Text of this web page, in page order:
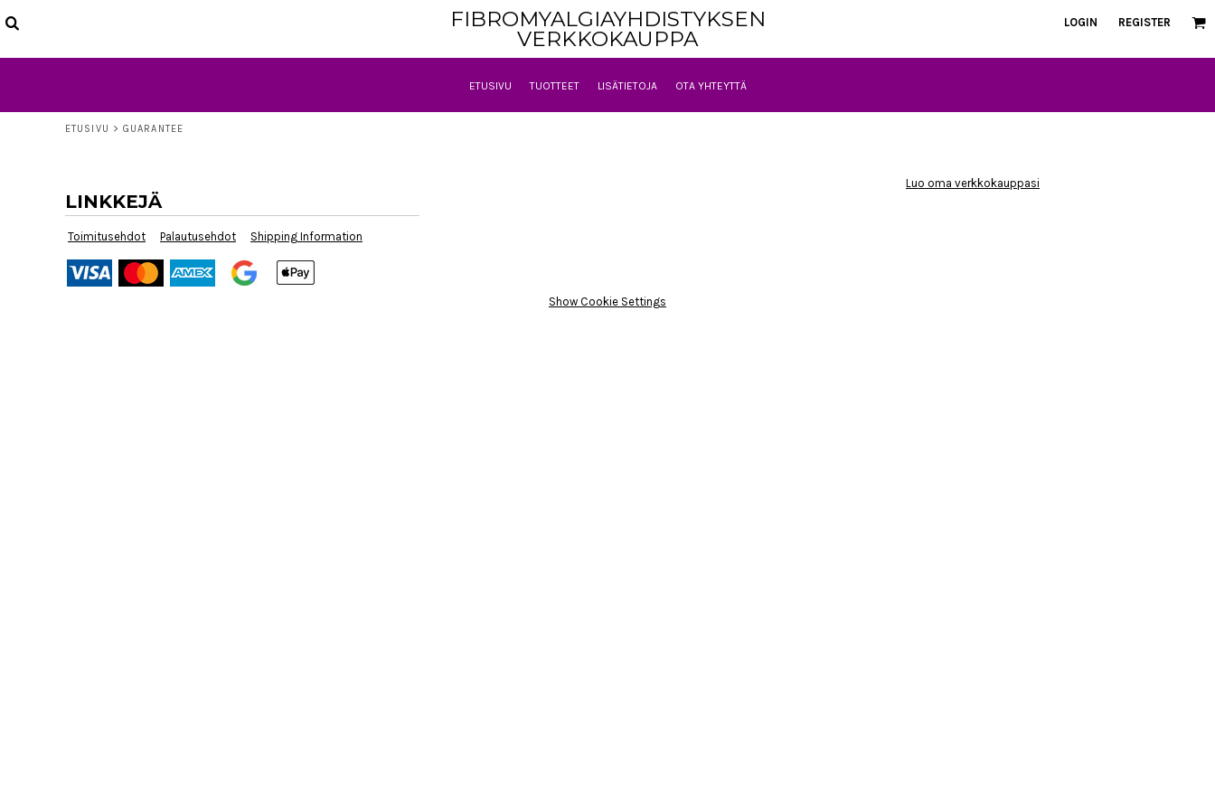
FIBROMYALGIAYHDISTYKSEN
VERKKOKAUPPA
LOGIN REGISTER
ETUSIVU TUOTTEET LISÄTIETOJA OTA YHTEYTTÄ
ETUSIVU > GUARANTEE
LINKKEJÄ
Toimitusehdot Palautusehdot Shipping Information
Luo oma verkkokauppasi
Show Cookie Settings
LISÄTIETOJA